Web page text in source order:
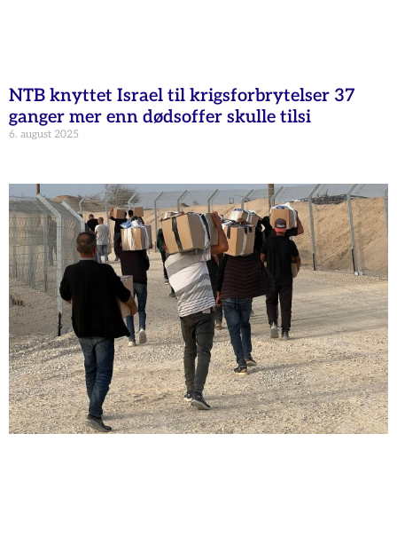
NTB knyttet Israel til krigsforbrytelser 37
ganger mer enn dødsoffer skulle tilsi
6. august 2025